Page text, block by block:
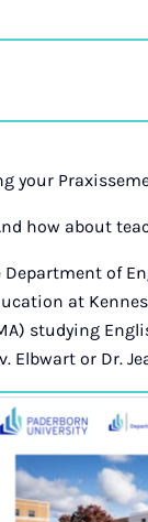
your
how about
of
at
studying
Elbwart or Dr.